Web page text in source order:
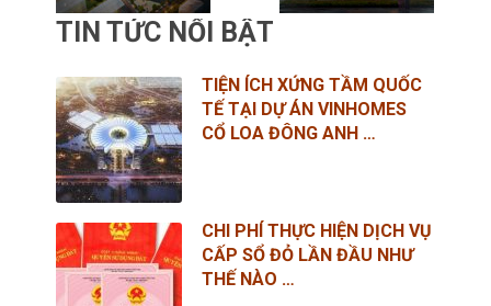
TIN TỨC NỔI BẬT
TIỆN ÍCH XỨNG TẦM QUỐC
TẾ TẠI DỰ ÁN VINHOMES
CỔ LOA ĐÔNG ANH …
CHI PHÍ THỰC HIỆN DỊCH VỤ
CẤP SỔ ĐỎ LẦN ĐẦU NHƯ
THẾ NÀO …